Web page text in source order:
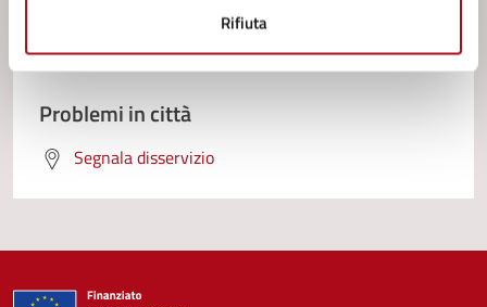
Rifiuta
Prenota appuntamento
Problemi in città
Segnala disservizio